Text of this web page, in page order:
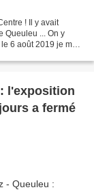
y avait
Queuleu ... On y
6 août 2019 je me
l'exposition
a fermé